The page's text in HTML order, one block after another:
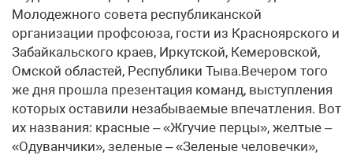
Молодежного совета республиканской
организации профсоюза, гости из Красноярского и
Забайкальского краев, Иркутской, Кемеровской,
Омской областей, Республики Тыва.Вечером того
же дня прошла презентация команд, выступления
которых оставили незабываемые впечатления. Вот
их названия: красные – «Жгучие перцы», желтые –
«Одуванчики», зеленые – «Зеленые человечки»,